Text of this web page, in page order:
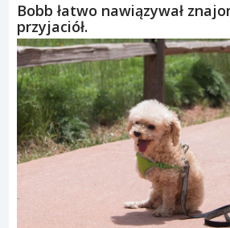
Bobb łatwo nawiązywał
przyjaciół.